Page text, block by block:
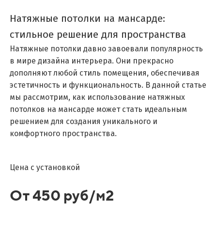
Натяжные потолки на мансарде:
стильное решение для пространства
Натяжные потолки давно завоевали популярность
в мире дизайна интерьера. Они прекрасно
дополняют любой стиль помещения, обеспечивая
эстетичность и функциональность. В данной статье
мы рассмотрим, как использование натяжных
потолков на мансарде может стать идеальным
решением для создания уникального и
комфортного пространства.
Цена с установкой
От 450 руб/м2